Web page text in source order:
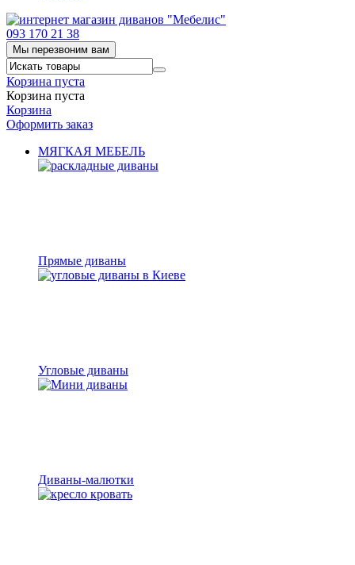
093 170 21 38
Мы перезвоним вам
Корзина пуста
Корзина пуста
Корзина
Оформить заказ
МЯГКАЯ МЕБЕЛЬ
Прямые диваны
Угловые диваны
Диваны-малютки